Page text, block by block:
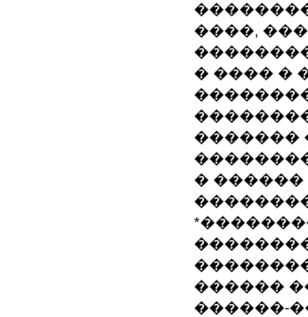
����,
� ���� �
�������
�
������
������-